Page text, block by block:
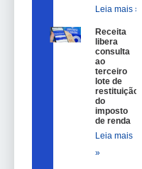
Leia mais »
Receita
libera
consulta
ao
terceiro
lote de
restituição
do
imposto
de renda
Leia mais
»